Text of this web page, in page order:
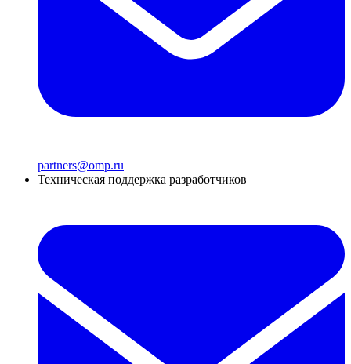
partners@omp.ru
Техническая поддержка разработчиков